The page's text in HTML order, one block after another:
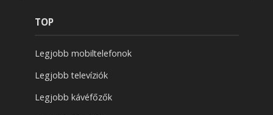
TOP
Legjobb mobiltelefonok
Legjobb televíziók
Legjobb kávéfőzők